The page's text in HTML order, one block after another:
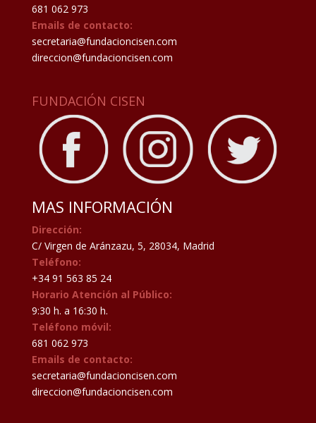
681 062 973
Emails de contacto:
secretaria@fundacioncisen.com
direccion@fundacioncisen.com
FUNDACIÓN CISEN
MAS INFORMACIÓN
Dirección:
C/ Virgen de Aránzazu, 5, 28034, Madrid
Teléfono:
+34 91 563 85 24
Horario Atención al Público:
9:30 h. a 16:30 h.
Teléfono móvil:
681 062 973
Emails de contacto:
secretaria@fundacioncisen.com
direccion@fundacioncisen.com